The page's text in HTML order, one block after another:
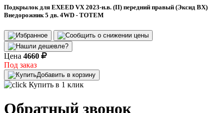
Подкрылок для EXEED VX 2023-н.в. (II) передний правый (Эксид ВХ)
Внедорожник 5 дв. 4WD - TOTEM
Цена 4660
Под заказ
Добавить в корзину
Купить в 1 клик
Обратный звонок